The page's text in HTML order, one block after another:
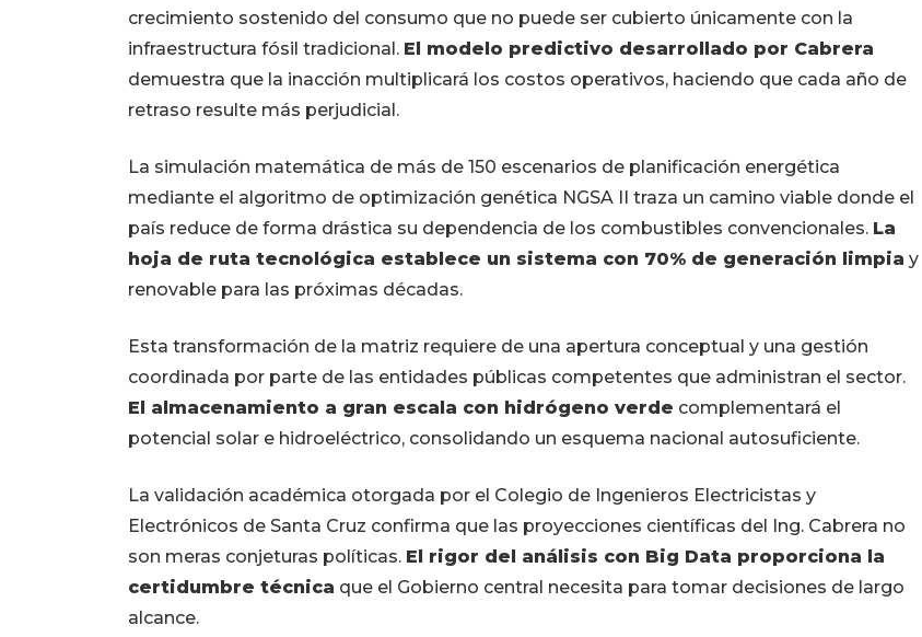
crecimiento sostenido del consumo que no puede ser cubierto únicamente con la
infraestructura fósil tradicional. El modelo predictivo desarrollado por Cabrera
demuestra que la inacción multiplicará los costos operativos, haciendo que cada año de
retraso resulte más perjudicial.
La simulación matemática de más de 150 escenarios de planificación energética
mediante el algoritmo de optimización genética NGSA II traza un camino viable donde el
país reduce de forma drástica su dependencia de los combustibles convencionales. La
hoja de ruta tecnológica establece un sistema con 70% de generación limpia y
renovable para las próximas décadas.
Esta transformación de la matriz requiere de una apertura conceptual y una gestión
coordinada por parte de las entidades públicas competentes que administran el sector.
El almacenamiento a gran escala con hidrógeno verde complementará el
potencial solar e hidroeléctrico, consolidando un esquema nacional autosuficiente.
La validación académica otorgada por el Colegio de Ingenieros Electricistas y
Electrónicos de Santa Cruz confirma que las proyecciones científicas del Ing. Cabrera no
son meras conjeturas políticas. El rigor del análisis con Big Data proporciona la
certidumbre técnica que el Gobierno central necesita para tomar decisiones de largo
alcance.